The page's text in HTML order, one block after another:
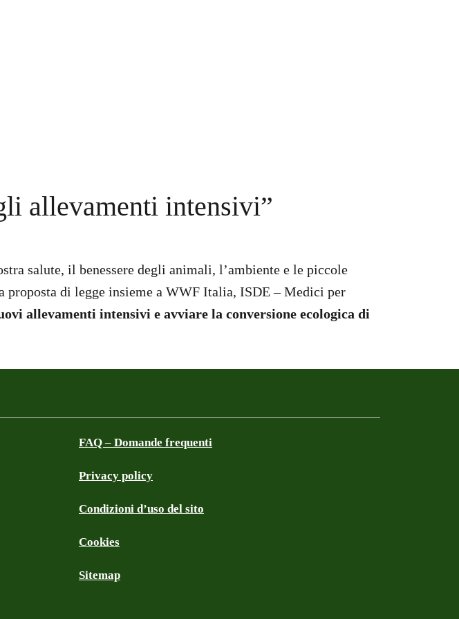
allevamenti intensivi”
salute, il benessere degli animali, l’ambiente e le piccole
proposta di legge insieme a WWF Italia, ISDE – Medici per
allevamenti intensivi e avviare la conversione ecologica di
FAQ – Domande frequenti
Privacy policy
Condizioni d’uso del sito
Cookies
Sitemap